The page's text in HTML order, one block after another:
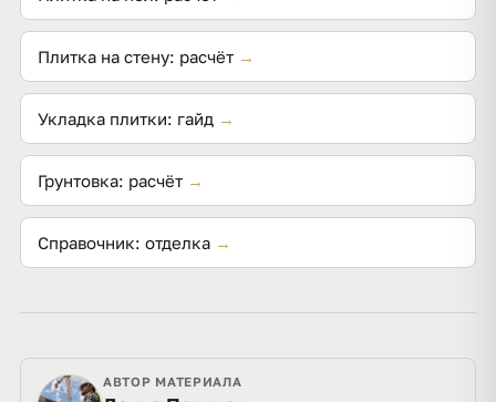
проверяют на адгезию.
Плитка на стену: расчёт →
Укладка плитки: гайд →
Грунтовка: расчёт →
Справочник: отделка →
АВТОР МАТЕРИАЛА